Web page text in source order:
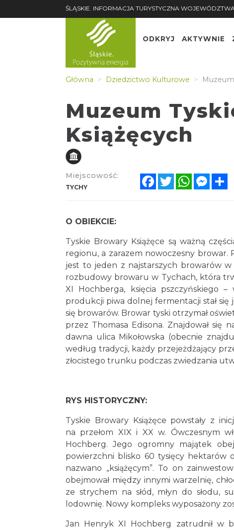
ŚLĄSKIE. INFORMACJA TURYSTYCZNA
ODKRYJ AKTYWNIE
Główna Dziedzictwo Kulturowe
Muzeum
Książęcych
Miejscowość:
TYCHY
FacebookTwitterWhatsApp
O OBIEKCIE:
Tyskie Browary Książęce są ważną
regionu, a zarazem nowoczesny browar.
jest to jeden z najstarszych browarów w
rozbudowy browaru w Tychach, która
XI Hochberga, księcia pszczyńskiego
produkcji piwa dolnej fermentacji stał się
się browarów. Browar tyski otrzymał
przez Thomasa Edisona. Znajdował
dawna ulica Mikołowska (obecnie
według tradycji, każdy przejeżdżający
złocistego trunku podczas zwiedzania
RYS HISTORYCZNY:
Tyskie Browary Książęce powstały z
na przełom XIX i XX w. Ówczesnym
Hochberg. Jego ogromny majątek
powierzchni blisko 60 tysięcy hektarów
nazwano „książęcym”. To on
obejmował między innymi warzelnię,
ze strychem na słód, młyn do słodu,
lodownię. Nowy kompleks wyposażony
Jan Henryk XI Hochberg zatrudnił w